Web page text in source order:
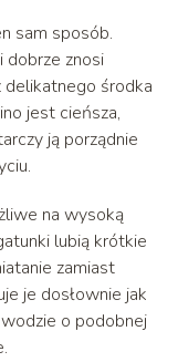
sam sposób.
dobrze znosi
środka
jest cieńsza,
ją porządnie
na wysoką
lubią krótkie
zamiast
je dosłownie jak
o podobnej